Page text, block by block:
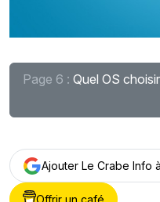
Page 6 : Quel OS
Ajouter Le Crabe Info